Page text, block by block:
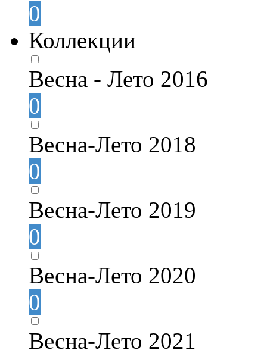
0
Коллекции
Весна - Лето 2016
0
Весна-Лето 2018
0
Весна-Лето 2019
0
Весна-Лето 2020
0
Весна-Лето 2021